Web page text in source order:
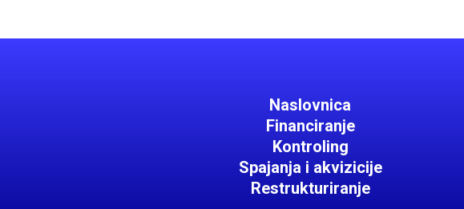
Naslovnica
Financiranje
Kontroling
Spajanja i akvizicije
Restrukturiranje